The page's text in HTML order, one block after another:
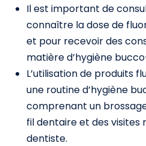
Il est important de
connaître la dose de
et pour recevoir des
matière d’hygiène
L’utilisation de produits
une routine d’hygiène
comprenant un
fil dentaire et des visites
dentiste.